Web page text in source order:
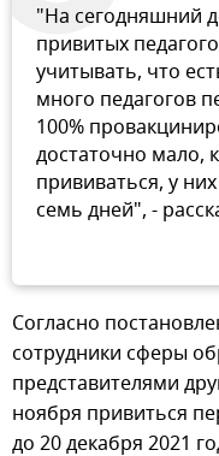
"На сегодняшний
привитых
учитывать, что
много педагогов
100%
достаточно мало,
прививаться, у
семь дней", -
Согласно
сотрудники сферы
представителями
ноября привиться
до 20 декабря 2021